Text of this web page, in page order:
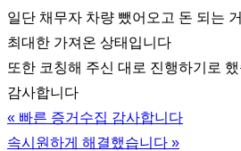
일단 채무자 차량 뺐어오고 돈 되는
최대한 가져온 상태입니다
또한 코칭해 주신 대로 진행하기로
감사합니다
« 빠른 증거수집 감사합니다
속시원하게 해결했습니다 »